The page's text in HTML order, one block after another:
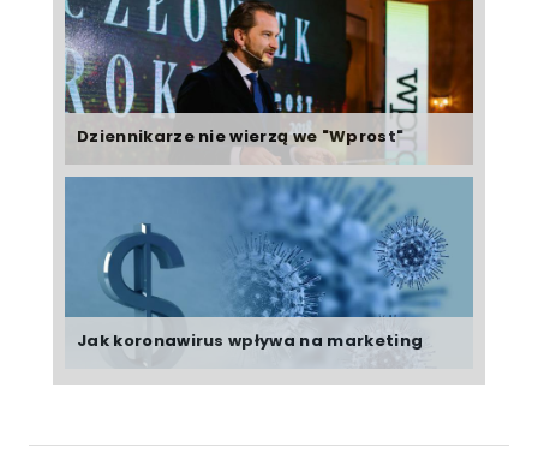
Dziennikarze nie wierzą we "Wprost"
Jak koronawirus wpływa na marketing